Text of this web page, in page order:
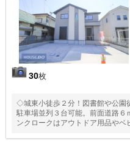
30枚
◇城東小徒歩２分！図書館や公園
駐車場並列３台可能。前面道路
ンクロークはアウトドア用品や